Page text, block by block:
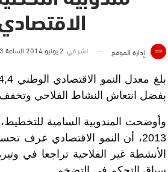
إدارة الموقع نشر في 2 يونيو 2014 الساعة 13 و 25 دقيقة
بفضل انتعاش النشاط الفلاحي
وأوضحت المندوبية السامية
الأنشطة غير الفلاحية تراجعا في